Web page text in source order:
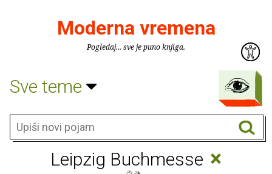
Moderna vremena
Pogledaj... sve je puno knjiga.
Sve teme
Leipzig Buchmesse ×